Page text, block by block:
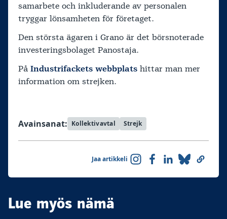
samarbete och inkluderande av personalen
tryggar lönsamheten för företaget.
Den största ägaren i Grano är det börsnoterade
investeringsbolaget Panostaja.
På Industrifackets webbplats hittar man mer
information om strejken.
Avainsanat: Kollektivavtal Strejk
Jaa artikkeli
Lue myös nämä